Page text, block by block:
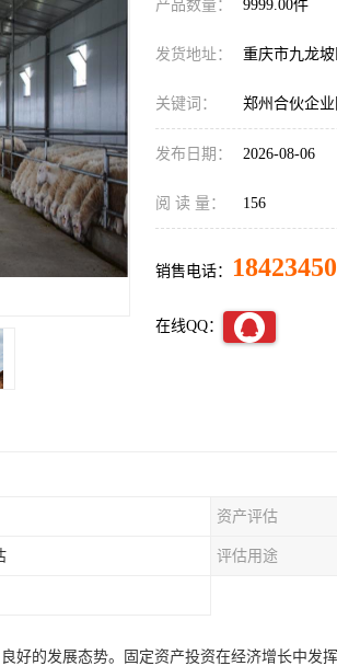
产品数量： 9999.00件
发货地址： 重庆市九龙
关键词： 郑州合伙企
发布日期： 2026-08-06
阅 读 量： 156
销售电话：
在线QQ：
资产评估
评估用途
好的发展态势。固定资产投资在经济增长中发